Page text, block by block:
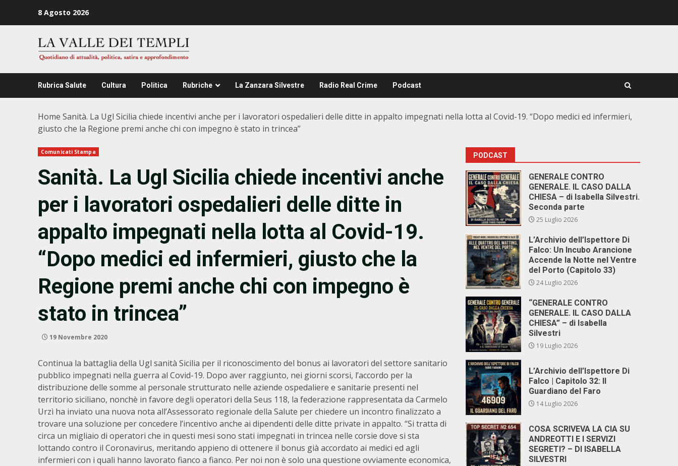
8 Agosto 2026
Rubrica Salute Cultura Politica Rubriche La Zanzara Silvestre Radio Real Crime Podcast
Home Sanità. La Ugl Sicilia chiede incentivi anche per i lavoratori ospedalieri delle ditte in appalto impegnati nella lotta al Covid-19. “Dopo medici ed infermieri,
giusto che la Regione premi anche chi con impegno è stato in trincea”
Comunicati Stampa
Sanità. La Ugl Sicilia chiede incentivi anche
per i lavoratori ospedalieri delle ditte in
appalto impegnati nella lotta al Covid-19.
“Dopo medici ed infermieri, giusto che la
Regione premi anche chi con impegno è
stato in trincea”
19 Novembre 2020
Continua la battaglia della Ugl sanità Sicilia per il riconoscimento del bonus ai lavoratori del settore sanitario
pubblico impegnati nella guerra al Covid-19. Dopo aver raggiunto, nei giorni scorsi, l’accordo per la
distribuzione delle somme al personale strutturato nelle aziende ospedaliere e sanitarie presenti nel
territorio siciliano, nonchè in favore degli operatori della Seus 118, la federazione rappresentata da Carmelo
Urzì ha inviato una nuova nota all’Assessorato regionale della Salute per chiedere un incontro finalizzato a
trovare una soluzione per concedere l’incentivo anche ai dipendenti delle ditte private in appalto. “Si tratta di
circa un migliaio di operatori che in questi mesi sono stati impegnati in trincea nelle corsie dove si sta
lottando contro il Coronavirus, meritando appieno di ottenere il bonus già accordato ai medici ed agli
infermieri con i quali hanno lavorato fianco a fianco. Per noi non è solo una questione ovviamente economica,
PODCAST
GENERALE CONTRO
GENERALE. IL CASO DALLA
CHIESA – di Isabella Silvestri.
Seconda parte
25 Luglio 2026
L’Archivio dell’Ispettore Di
Falco: Un Incubo Arancione
Accende la Notte nel Ventre
del Porto (Capitolo 33)
24 Luglio 2026
“GENERALE CONTRO
GENERALE. IL CASO DALLA
CHIESA” – di Isabella
Silvestri
19 Luglio 2026
L’Archivio dell’Ispettore Di
Falco | Capitolo 32: Il
Guardiano del Faro
14 Luglio 2026
COSA SCRIVEVA LA CIA SU
ANDREOTTI E I SERVIZI
SEGRETI? – DI ISABELLA
SILVESTRI